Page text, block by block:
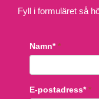
Fyll i formuläret så